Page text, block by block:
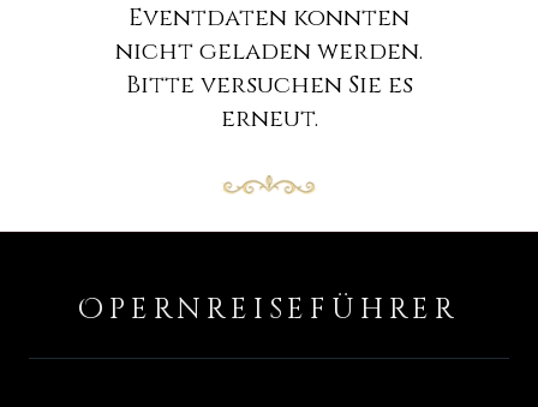
Eventdaten konnten
nicht geladen werden.
Bitte versuchen Sie es
erneut.
O PERNREISEFÜHRER